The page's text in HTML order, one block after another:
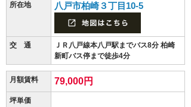
所在地 八戸市柏崎３丁目10-5
交 通
ＪＲ八戸線本八戸駅までバス8分 柏崎
新町バス停まで徒歩4分
月額賃料 79,000円
坪単価